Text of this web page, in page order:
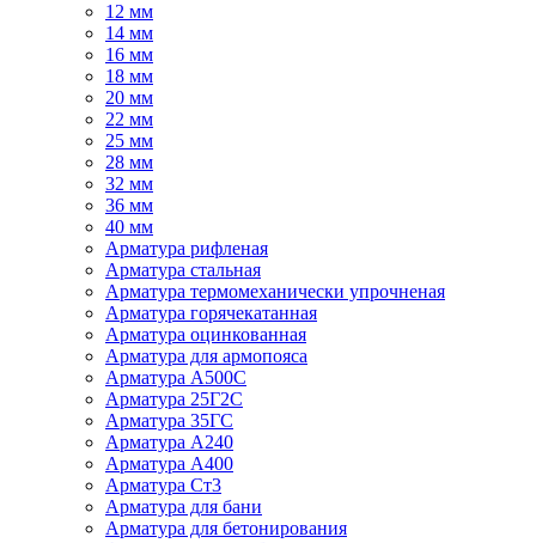
12 мм
14 мм
16 мм
18 мм
20 мм
22 мм
25 мм
28 мм
32 мм
36 мм
40 мм
Арматура рифленая
Арматура стальная
Арматура термомеханически упрочненая
Арматура горячекатанная
Арматура оцинкованная
Арматура для армопояса
Арматура A500С
Арматура 25Г2С
Арматура 35ГС
Арматура А240
Арматура А400
Арматура Ст3
Арматура для бани
Арматура для бетонирования